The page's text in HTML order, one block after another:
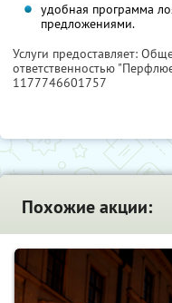
удобная программа
предложениями.
Услуги предоставляет:
ответственностью
1177746601757
Похожие акции: